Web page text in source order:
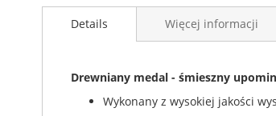
na
początekDetails
Drewniany medal - śmieszny
Wykonany z wysokiej jakości
Więcej informacji